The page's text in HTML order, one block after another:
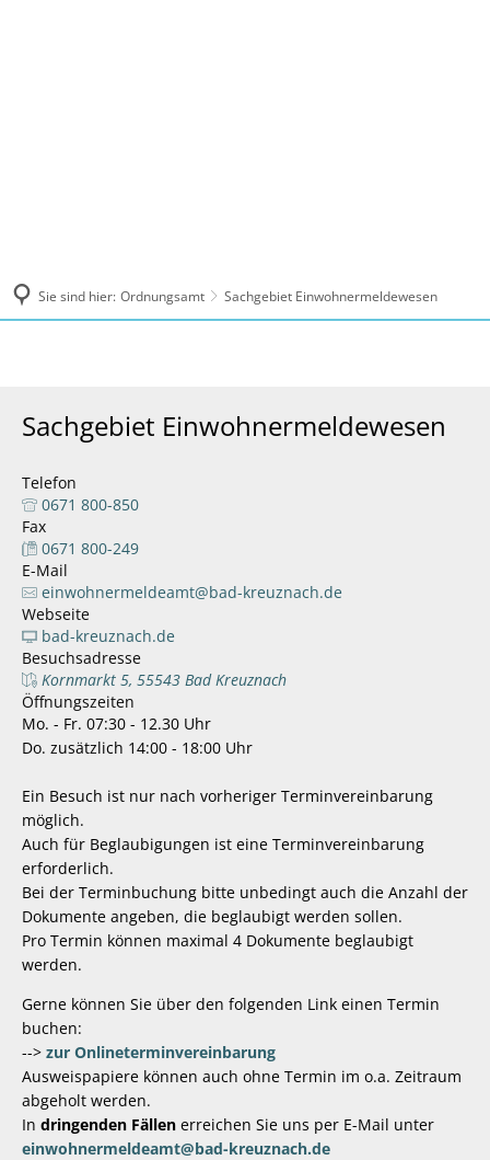
Sie sind hier: Ordnungsamt Sachgebiet Einwohnermeldewesen
Sachgebiet Einwohnermeldewesen
Telefon
0671 800-850
Fax
0671 800-249
E-Mail
einwohnermeldeamt@bad-kreuznach.de
Webseite
bad-kreuznach.de
Besuchsadresse
Kornmarkt 5, 55543 Bad Kreuznach
Öffnungszeiten
Mo. - Fr. 07:30 - 12.30 Uhr
Do. zusätzlich 14:00 - 18:00 Uhr
Ein Besuch ist nur nach vorheriger Terminvereinbarung
möglich.
Auch für Beglaubigungen ist eine Terminvereinbarung
erforderlich.
Bei der Terminbuchung bitte unbedingt auch die Anzahl der
Dokumente angeben, die beglaubigt werden sollen.
Pro Termin können maximal 4 Dokumente beglaubigt
werden.
Gerne können Sie über den folgenden Link einen Termin
buchen:
--> zur Onlineterminvereinbarung
Ausweispapiere können auch ohne Termin im o.a. Zeitraum
abgeholt werden.
In dringenden Fällen erreichen Sie uns per E-Mail unter
einwohnermeldeamt@bad-kreuznach.de